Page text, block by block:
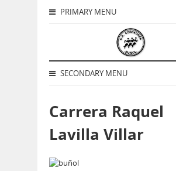
PRIMARY MENU
SECONDARY MENU
Carrera Raquel
Lavilla Villar